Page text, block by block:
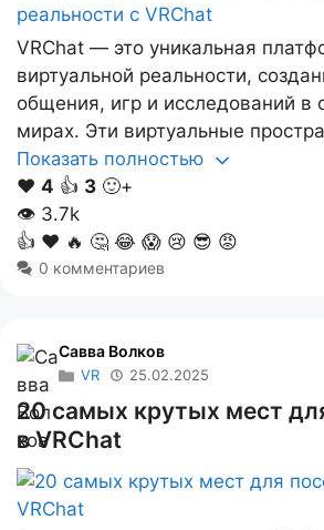
VRChat — это уникальная
виртуальной реальности,
общения, игр и исследований в
мирах. Эти виртуальные
Показать полностью
❤️ 4 👍 3 🙂+
👁 3.7k
👍 ❤️ 🔥 🤔 😂 😱 😢 😎 😡
0 комментариев
Савва Волков
VR 25.02.2025
20 самых крутых мест
в VRChat